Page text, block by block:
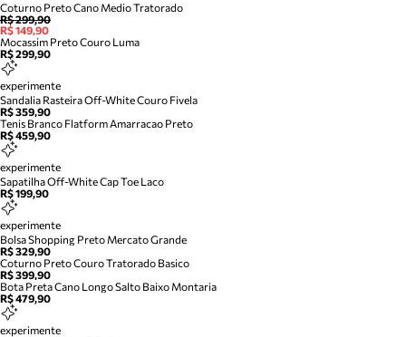
Coturno Preto Cano Medio Tratorado
R$ 299,90
R$ 149,90
Mocassim Preto Couro Luma
R$ 299,90
experimente
Sandalia Rasteira Off-White Couro Fivela
R$ 359,90
Tenis Branco Flatform Amarracao Preto
R$ 459,90
experimente
Sapatilha Off-White Cap Toe Laco
R$ 199,90
experimente
Bolsa Shopping Preto Mercato Grande
R$ 329,90
Coturno Preto Couro Tratorado Basico
R$ 399,90
Bota Preta Cano Longo Salto Baixo Montaria
R$ 479,90
experimente